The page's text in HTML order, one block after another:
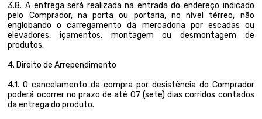
3.8. A entrega será realizada na entrada do endereço indicado
pelo Comprador, na porta ou portaria, no nível térreo, não
englobando o carregamento da mercadoria por escadas ou
elevadores, içamentos, montagem ou desmontagem de
produtos.
4. Direito de Arrependimento
4.1. O cancelamento da compra por desistência do Comprador
poderá ocorrer no prazo de até 07 (sete) dias corridos contados
da entrega do produto.